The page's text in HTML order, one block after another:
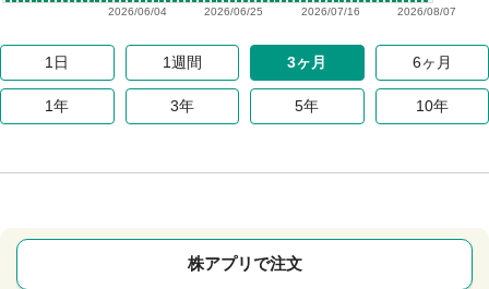
2026/08/07
2026/07/16
2026/06/25
2026/06/04
1日 1週間 3ヶ月 6ヶ月
1年 3年 5年 10年
株アプリで注文